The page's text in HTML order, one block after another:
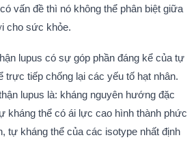
vấn đề thì nó không thể phân biệt giữa
cho sức khỏe.
lupus có sự góp phần đáng kể của tự
trực tiếp chống lại các yếu tố hạt nhân.
lupus là: kháng nguyên hướng đặc
kháng thể có ái lực cao hình thành phức
tự kháng thể của các isotype nhất định